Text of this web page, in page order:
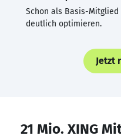
Schon als Basis-Mitglied
deutlich optimieren.
Jetzt
21 Mio. XING